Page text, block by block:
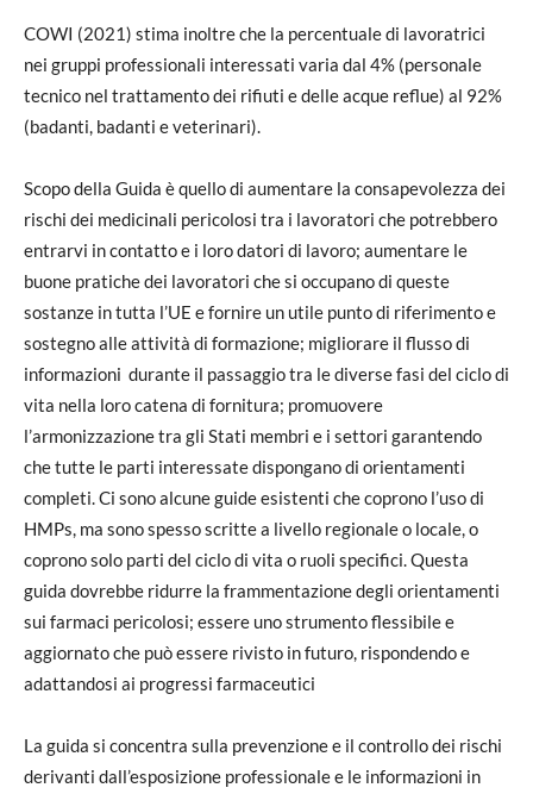
COWI (2021) stima inoltre che la percentuale di lavoratrici
nei gruppi professionali interessati varia dal 4% (personale
tecnico nel trattamento dei rifiuti e delle acque reflue) al 92%
(badanti, badanti e veterinari).
Scopo della Guida è quello di aumentare la consapevolezza dei
rischi dei medicinali pericolosi tra i lavoratori che potrebbero
entrarvi in contatto e i loro datori di lavoro; aumentare le
buone pratiche dei lavoratori che si occupano di queste
sostanze in tutta l’UE e fornire un utile punto di riferimento e
sostegno alle attività di formazione; migliorare il flusso di
informazioni durante il passaggio tra le diverse fasi del ciclo di
vita nella loro catena di fornitura; promuovere
l’armonizzazione tra gli Stati membri e i settori garantendo
che tutte le parti interessate dispongano di orientamenti
completi. Ci sono alcune guide esistenti che coprono l’uso di
HMPs, ma sono spesso scritte a livello regionale o locale, o
coprono solo parti del ciclo di vita o ruoli specifici. Questa
guida dovrebbe ridurre la frammentazione degli orientamenti
sui farmaci pericolosi; essere uno strumento flessibile e
aggiornato che può essere rivisto in futuro, rispondendo e
adattandosi ai progressi farmaceutici
La guida si concentra sulla prevenzione e il controllo dei rischi
derivanti dall’esposizione professionale e le informazioni in